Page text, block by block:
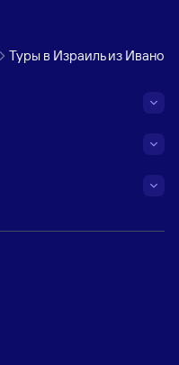
Туры в Израиль из Иванова